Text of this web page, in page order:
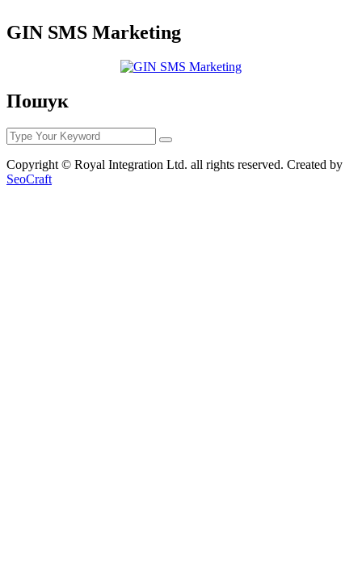
GIN SMS Marketing
Пошук
Copyright © Royal Integration Ltd. all rights reserved. Created by
SeoCraft